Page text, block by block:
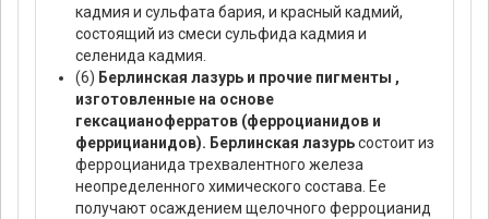
кадмия и сульфата бария, и красный кадмий,
состоящий из смеси сульфида кадмия и
селенида кадмия.
(6) Берлинская лазурь и прочие пигменты ,
изготовленные на основе
гексацианоферратов (ферроцианидов и
феррицианидов). Берлинская лазурьсостоит из
ферроцианида трехвалентного железа
неопределенного химического состава. Ее
получают осаждением щелочного ферроцианид